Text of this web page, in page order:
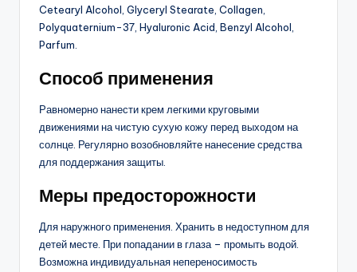
Cetearyl Alcohol, Glyceryl Stearate, Collagen,
Polyquaternium-37, Hyaluronic Acid, Benzyl Alcohol,
Parfum.
Способ применения
Равномерно нанести крем легкими круговыми
движениями на чистую сухую кожу перед выходом на
солнце. Регулярно возобновляйте нанесение средства
для поддержания защиты.
Меры предосторожности
Для наружного применения. Хранить в недоступном для
детей месте. При попадании в глаза – промыть водой.
Возможна индивидуальная непереносимость